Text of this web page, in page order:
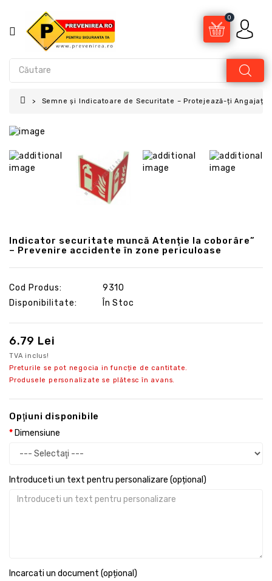
0
Semne și Indicatoare de Securitate – Protejează-ți Angajații
Indicator securitate muncă Atenție la coborâre”
– Prevenire accidente în zone periculoase
Cod Produs:
9310
Disponibilitate:
În Stoc
6.79 Lei
TVA inclus!
Preturile se pot negocia in funcție de cantitate.
Produsele personalizate se plătesc în avans.
Opţiuni disponibile
Dimensiune
Introduceti un text pentru personalizare (opțional)
Incarcati un document (opțional)